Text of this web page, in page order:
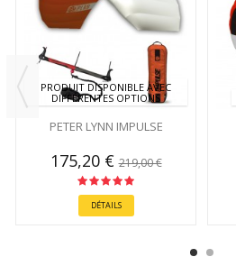
PRODUIT DISPONIBLE AVEC
DIFFÉRENTES OPTIONS
PETER LYNN IMPULSE
175,20 €219,00 €
DÉTAILS